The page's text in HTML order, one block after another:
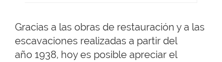
Gracias a las obras de restauración y a las
escavaciones realizadas a partir del
año 1938, hoy es posible apreciar el